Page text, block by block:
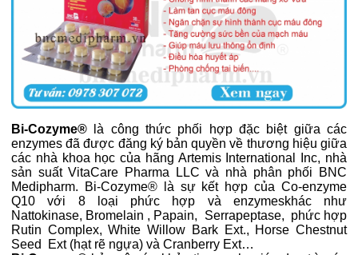
Bi-Cozyme® là công thức phối hợp đặc biệt giữa các
enzymes đã được đăng ký bản quyền về thương hiệu giữa
các nhà khoa học của hãng Artemis International Inc, nhà
sản suất VitaCare Pharma LLC và nhà phân phối BNC
Medipharm. Bi-Cozyme® là sự kết hợp của Co-enzyme
Q10 với 8 loại phức hợp và enzymeskhác như
Nattokinase, Bromelain , Papain, Serrapeptase, phức hợp
Rutin Complex, White Willow Bark Ext., Horse Chestnut
Seed Ext (hạt rẽ ngựa) và Cranberry Ext…